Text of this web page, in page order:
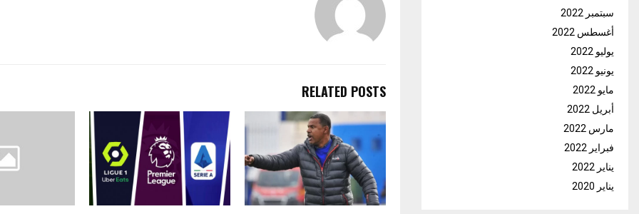
RELATED POSTS
سبتمبر 2022
أغسطس 2022
يوليو 2022
يونيو 2022
مايو 2022
أبريل 2022
مارس 2022
فبراير 2022
يناير 2022
يناير 2020